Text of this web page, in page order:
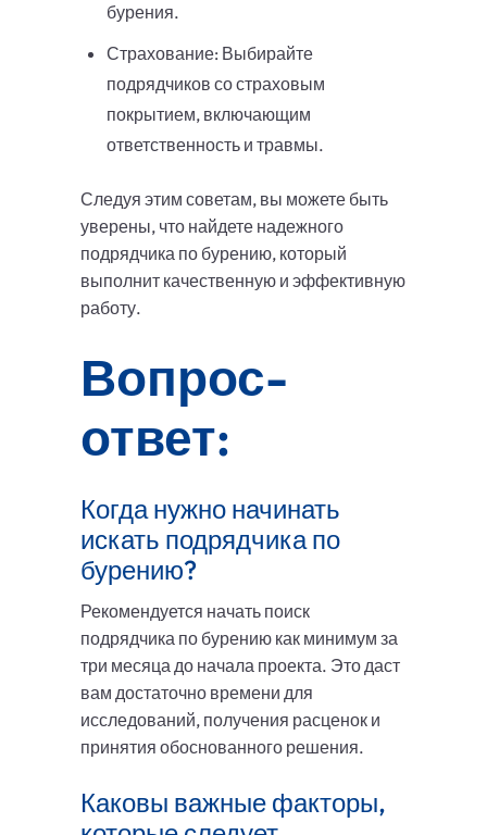
бурения.
Страхование: Выбирайте
подрядчиков со страховым
покрытием, включающим
ответственность и травмы.
Следуя этим советам, вы можете быть
уверены, что найдете надежного
подрядчика по бурению, который
выполнит качественную и эффективную
работу.
Вопрос-
ответ:
Когда нужно начинать
искать подрядчика по
бурению?
Рекомендуется начать поиск
подрядчика по бурению как минимум за
три месяца до начала проекта. Это даст
вам достаточно времени для
исследований, получения расценок и
принятия обоснованного решения.
Каковы важные факторы,